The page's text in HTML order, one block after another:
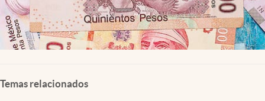
Temas relacionados